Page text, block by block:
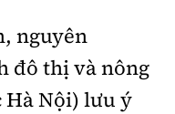
nguyên
đô thị và nông
Nội) lưu ý